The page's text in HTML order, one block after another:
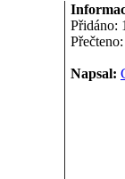
Přidáno:
Napsal: